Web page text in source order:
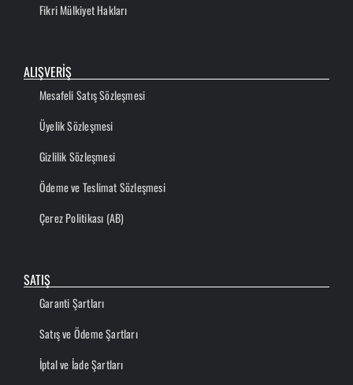
Fikri Mülkiyet Hakları
ALIŞVERİŞ
Mesafeli Satış Sözleşmesi
Üyelik Sözleşmesi
Gizlilik Sözleşmesi
Ödeme ve Teslimat Sözleşmesi
Çerez Politikası (AB)
SATIŞ
Garanti Şartları
Satış ve Ödeme Şartları
İptal ve İade Şartları